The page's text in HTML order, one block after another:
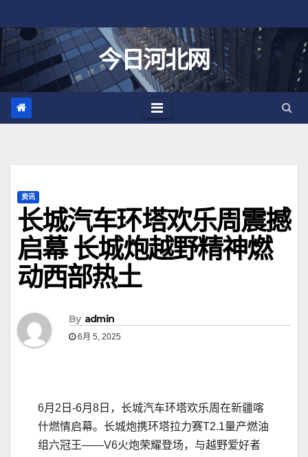
至
今日河北网
资讯
长城汽车环塔欢乐周震撼
启幕 长城炮越野精神燃
动西部热土
By admin
6月 5, 2025
6月2日-6月8日，长城汽车环塔欢乐周在新疆喀
什燃情启幕。长城炮携环塔拉力赛T2.1量产燃油
组六冠王——V6火炮荣耀登场，与越野爱好者